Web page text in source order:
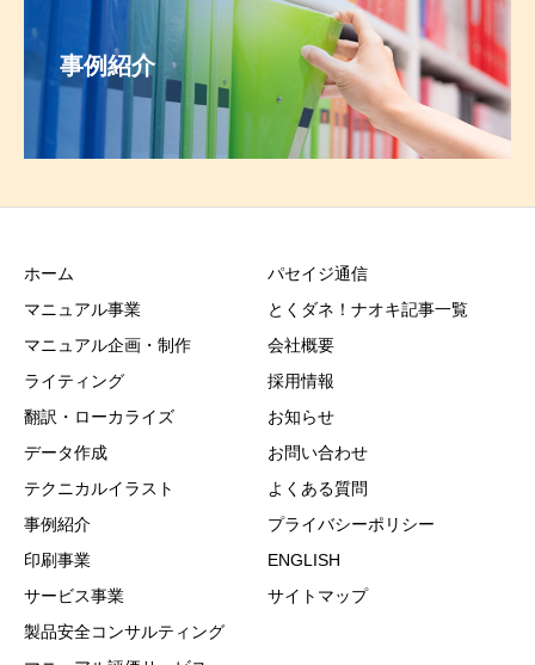
事例紹介
ホーム
マニュアル事業
マニュアル企画・制作
ライティング
翻訳・ローカライズ
データ作成
テクニカルイラスト
事例紹介
印刷事業
サービス事業
製品安全コンサルティング
パセイジ通信
とくダネ！ナオキ記事一覧
会社概要
採用情報
お知らせ
お問い合わせ
よくある質問
プライバシーポリシー
ENGLISH
サイトマップ